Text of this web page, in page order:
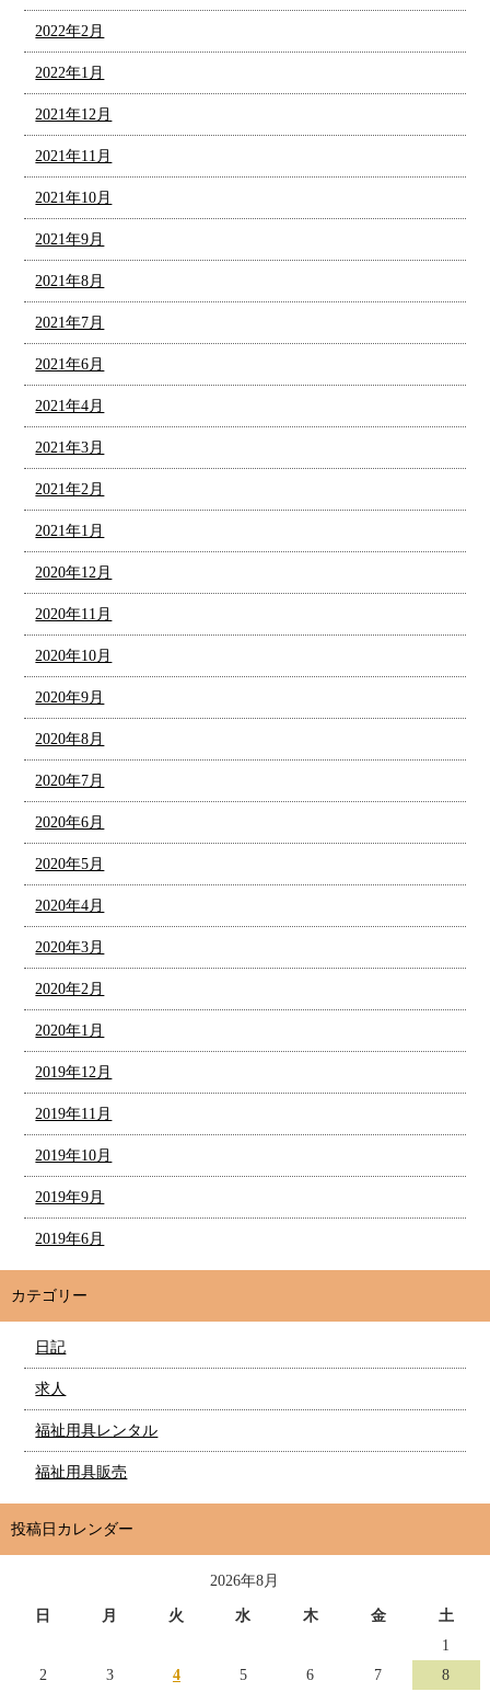
2022年2月
2022年1月
2021年12月
2021年11月
2021年10月
2021年9月
2021年8月
2021年7月
2021年6月
2021年4月
2021年3月
2021年2月
2021年1月
2020年12月
2020年11月
2020年10月
2020年9月
2020年8月
2020年7月
2020年6月
2020年5月
2020年4月
2020年3月
2020年2月
2020年1月
2019年12月
2019年11月
2019年10月
2019年9月
2019年6月
カテゴリー
日記
求人
福祉用具レンタル
福祉用具販売
投稿日カレンダー
2026年8月
日 月 火 水 木 金
土
1
2
3 4 5 6 7 8